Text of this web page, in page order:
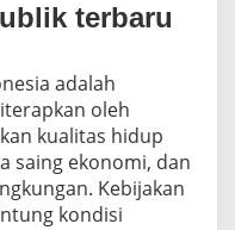
terbaru
adalah
oleh
kualitas hidup
saing ekonomi, dan
Kebijakan
kondisi